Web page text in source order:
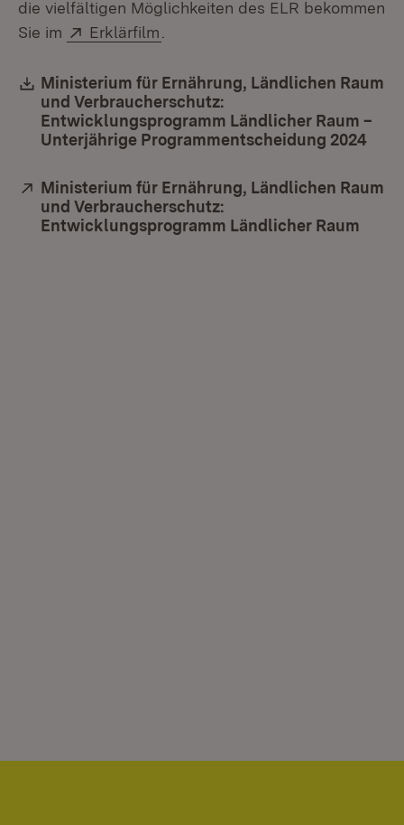
die vielfältigen Möglichkeiten des ELR bekommen
Sie im
Extern:
Erklärfilm
Download:
Ministerium für Ernährung, Ländlichen Raum
und Verbraucherschutz:
Entwicklungsprogramm Ländlicher Raum –
Unterjährige Programmentscheidung 2024
Extern:
Ministerium für Ernährung, Ländlichen Raum
und Verbraucherschutz:
Entwicklungsprogramm Ländlicher Raum